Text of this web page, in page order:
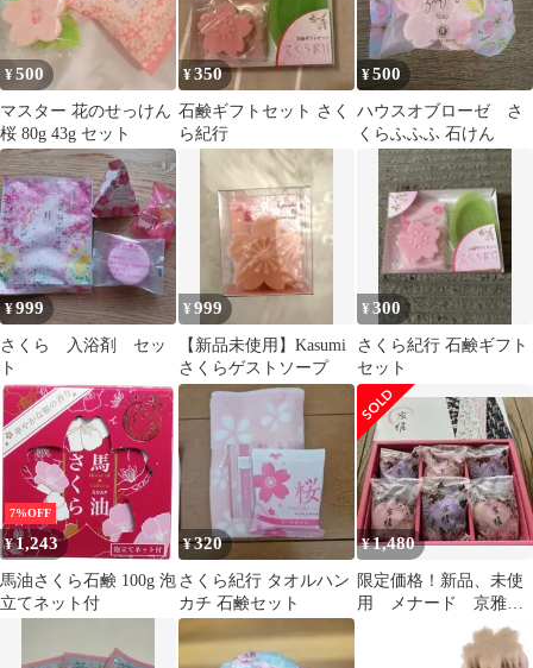
¥500
マスター 花のせっけん
桜 80g 43g セット
¥350
石鹸ギフトセット さく
ら紀行
¥500
ハウスオブローゼ さ
くらふふふ 石けん
¥999
さくら 入浴剤 セッ
ト
¥999
【新品未使用】Kasumi
さくらゲストソープ
¥300
さくら紀行 石鹸ギフト
セット
7%OFF
¥1,243
馬油さくら石鹸 100g 泡
立てネット付
¥320
さくら紀行 タオルハン
カチ 石鹸セット
¥1,480
限定価格！新品、未使
用 メナード 京雅
※ 箱無し、紙袋なし